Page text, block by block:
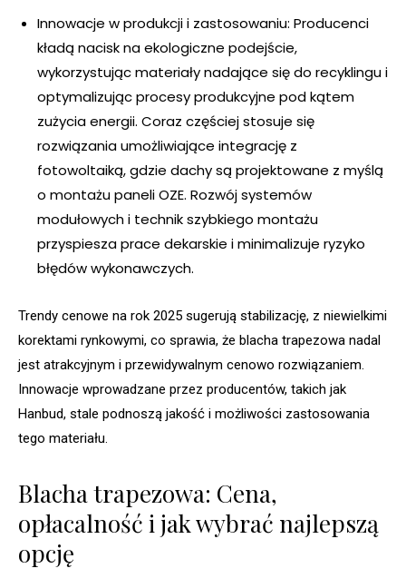
Innowacje w produkcji i zastosowaniu: Producenci
kładą nacisk na ekologiczne podejście,
wykorzystując materiały nadające się do recyklingu i
optymalizując procesy produkcyjne pod kątem
zużycia energii. Coraz częściej stosuje się
rozwiązania umożliwiające integrację z
fotowoltaiką, gdzie dachy są projektowane z myślą
o montażu paneli OZE. Rozwój systemów
modułowych i technik szybkiego montażu
przyspiesza prace dekarskie i minimalizuje ryzyko
błędów wykonawczych.
Trendy cenowe na rok 2025 sugerują stabilizację, z niewielkimi
korektami rynkowymi, co sprawia, że blacha trapezowa nadal
jest atrakcyjnym i przewidywalnym cenowo rozwiązaniem.
Innowacje wprowadzane przez producentów, takich jak
Hanbud, stale podnoszą jakość i możliwości zastosowania
tego materiału.
Blacha trapezowa: Cena,
opłacalność i jak wybrać najlepszą
opcję